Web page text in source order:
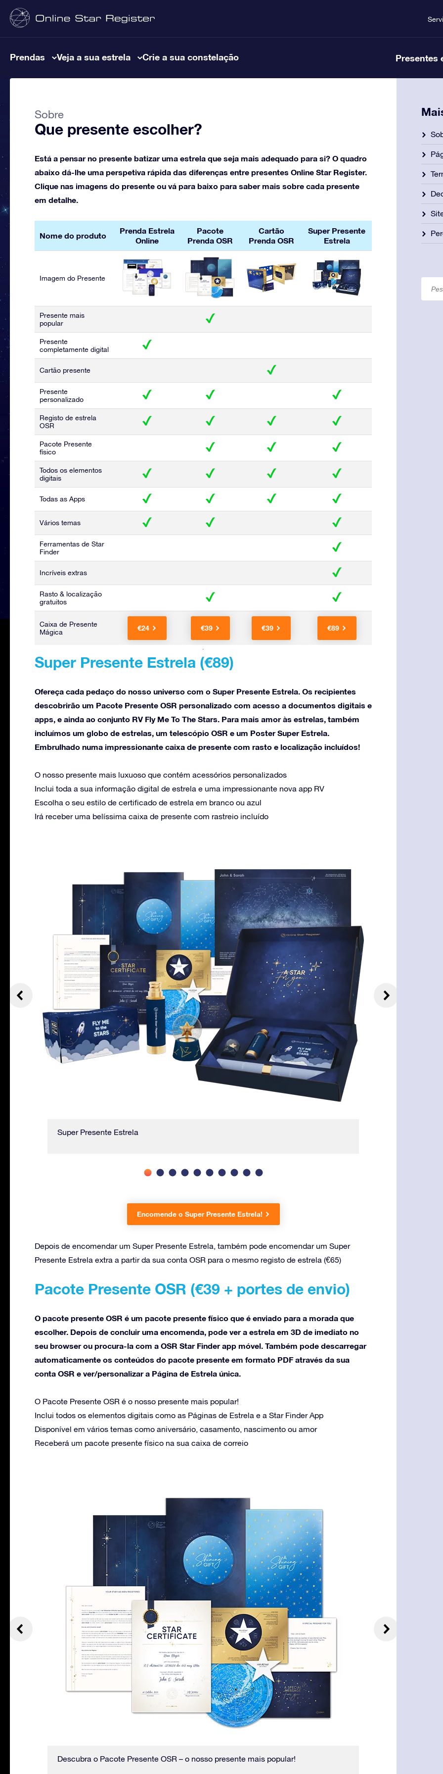
Prendas Veja a sua estrela Crie a sua constelação Presentes
Sobre
Que presente escolher?
Está a pensar no presente batizar uma estrela que seja mais adequado para si? O quadro
abaixo dá-lhe uma perspetiva rápida das diferenças entre presentes Online Star Register.
Clique nas imagens do presente ou vá para baixo para saber mais sobre cada presente
em detalhe.
Nome do produto
Prenda Estrela
Online
Pacote
Prenda OSR
Cartão
Prenda OSR
Super Presente
Estrela
Imagem do Presente
Presente mais
popular
Presente
completamente digital
Cartão presente
Presente
personalizado
Registo de estrela
OSR
Pacote Presente
físico
Todos os elementos
digitais
Todas as Apps
Vários temas
Ferramentas de Star
Finder
Incríveis extras
Rasto & localização
gratuitos
Caixa de Presente
Mágica
€24 €39 €39 €89
Super Presente Estrela (€89)
Ofereça cada pedaço do nosso universo com o Super Presente Estrela. Os recipientes
descobrirão um Pacote Presente OSR personalizado com acesso a documentos digitais e
apps, e ainda ao conjunto RV Fly Me To The Stars. Para mais amor às estrelas, também
incluímos um globo de estrelas, um telescópio OSR e um Poster Super Estrela.
Embrulhado numa impressionante caixa de presente com rasto e localização incluídos!
O nosso presente mais luxuoso que contém acessórios personalizados
Inclui toda a sua informação digital de estrela e uma impressionante nova app RV
Escolha o seu estilo de certificado de estrela em branco ou azul
Irá receber uma belíssima caixa de presente com rastreio incluído
Super Presente Estrela
Encomende o Super Presente Estrela!
Depois de encomendar um Super Presente Estrela, também pode encomendar um Super
Presente Estrela extra a partir da sua conta OSR para o mesmo registo de estrela (€65)
Pacote Presente OSR (€39 + portes de envio)
O pacote presente OSR é um pacote presente físico que é enviado para a morada que
escolher. Depois de concluir uma encomenda, pode ver a estrela em 3D de imediato no
seu browser ou procura-la com a OSR Star Finder app móvel. Também pode descarregar
automaticamente os conteúdos do pacote presente em formato PDF através da sua
conta OSR e ver/personalizar a Página de Estrela única.
O Pacote Presente OSR é o nosso presente mais popular!
Inclui todos os elementos digitais como as Páginas de Estrela e a Star Finder App
Disponível em vários temas como aniversário, casamento, nascimento ou amor
Receberá um pacote presente físico na sua caixa de correio
Descubra o Pacote Presente OSR – o nosso presente mais popular!